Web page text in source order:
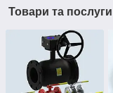
Товари та послуги